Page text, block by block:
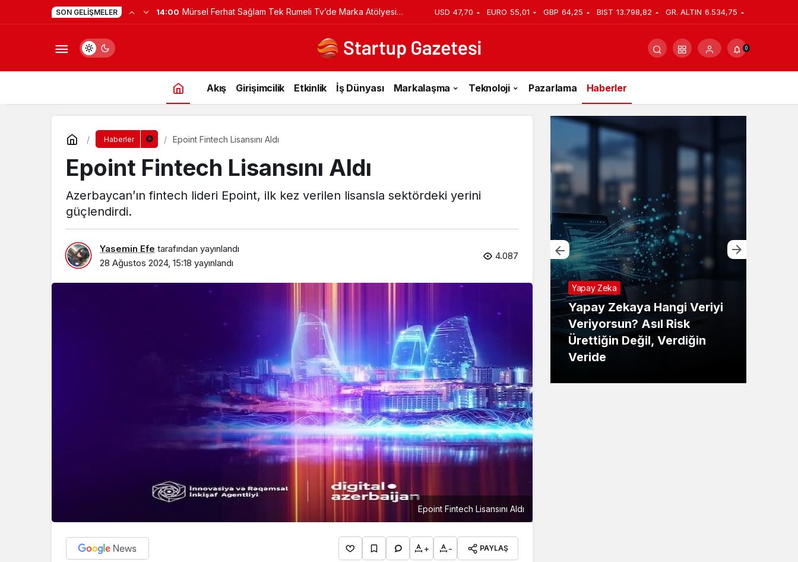
SON GELIŞMELER USD 47,70 EURO 55,01 GBP 64,25 BIST 13.798,82 GR. ALTIN 6.534,75
0
Akış Girişimcilik Etkinlik İş Dünyası Markalaşma Teknoloji Pazarlama Haberler
Haberler Epoint Fintech Lisansını Aldı
Epoint Fintech Lisansını Aldı
Azerbaycan’ın fintech lideri Epoint, ilk kez verilen lisansla sektördeki yerini
güçlendirdi.
Yasemin Efe tarafından yayınlandı
28 Ağustos 2024, 15:18 yayınlandı
4.087
Epoint Fintech Lisansını Aldı
+ - PAYLAŞ
Mürsel Ferhat Sağlam Tek
Rumeli Tv’de Marka
Atölyesi Programına Konuk
Yapay Zeka
Yapay Zekaya Hangi Veriyi
Veriyorsun? Asıl Risk
Ürettiğin Değil, Verdiğin
Veride